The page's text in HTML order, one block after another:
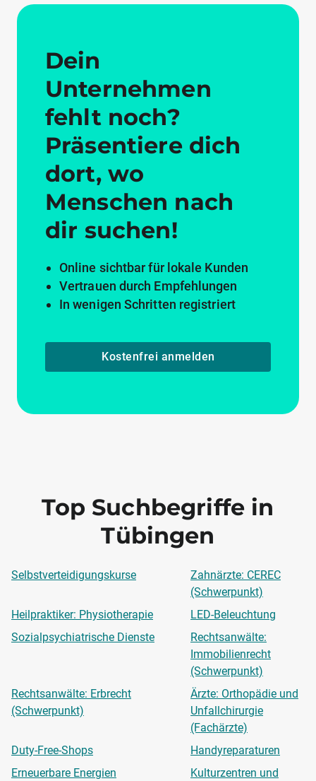
Dein
Unternehmen
fehlt noch?
Präsentiere dich
dort, wo
Menschen nach
dir suchen!
Online sichtbar für lokale Kunden
Vertrauen durch Empfehlungen
In wenigen Schritten registriert
Kostenfrei anmelden
Top Suchbegriffe in
Tübingen
Selbstverteidigungskurse
Zahnärzte: CEREC
(Schwerpunkt)
Heilpraktiker: Physiotherapie
LED-Beleuchtung
Sozialpsychiatrische Dienste
Rechtsanwälte:
Immobilienrecht
(Schwerpunkt)
Rechtsanwälte: Erbrecht
(Schwerpunkt)
Ärzte: Orthopädie und
Unfallchirurgie
(Fachärzte)
Duty-Free-Shops
Handyreparaturen
Erneuerbare Energien
Kulturzentren und